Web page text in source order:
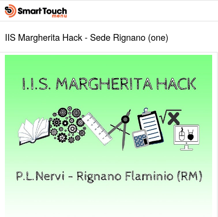
IIS Margherita Hack - Sede Rignano (one)